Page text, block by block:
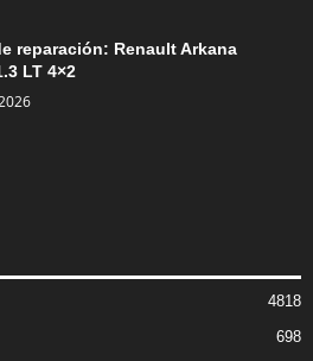
reparación: Renault Arkana
LT 4×2
4818
698